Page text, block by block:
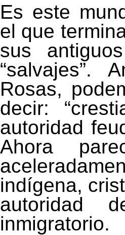
Es este
el que
sus
“salvajes”.
Rosas,
decir:
autoridad
Ahora
indígena,
autoridad
inmigratorio.